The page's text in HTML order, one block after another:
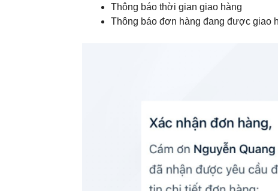
Thông báo thời gian giao hàng
Thông báo đơn hàng đang được giao